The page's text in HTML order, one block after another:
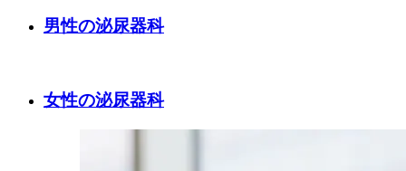
男性の泌尿器科
女性の泌尿器科